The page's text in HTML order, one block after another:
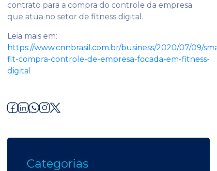
contrato para a compra do controle da empresa
que atua no setor de fitness digital.
Leia mais em:
https://www.cnnbrasil.com.br/business/2020/07/09/
fit-compra-controle-de-empresa-focada-em-fitness-
digital
Categorias